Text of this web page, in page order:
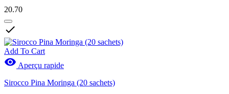
20.70

Add To Cart
 Aperçu rapide
Sirocco Pina Moringa (20 sachets)